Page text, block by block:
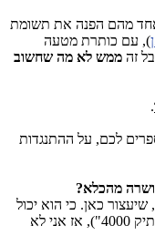
מהם הפנה את תשומת
), עם כותרת מטעה
זה ממש לא מה שחשוב
.
לכם, על ההתנגדות
ושרה מהכלא?
שיעצור כאן. כי הוא יכול
היה בסדר גמור (בעניין "תיק 4000"), אז אני לא